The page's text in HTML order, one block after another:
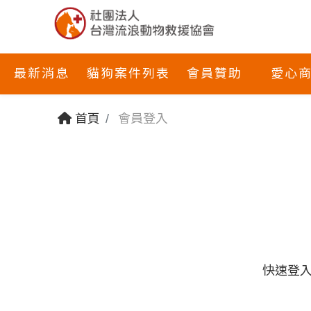
最新消息 貓狗案件列表 會員贊助 愛心
首頁 會員登入
快速登入